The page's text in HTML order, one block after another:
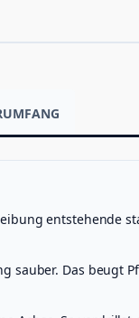
entstehende
sauber. Das beugt